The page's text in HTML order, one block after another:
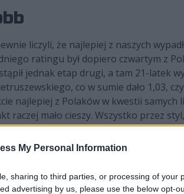
My Personal Information
sharing to third parties, or processing of your
advertising by us, please use the below opt-
liczyli, że najlepiej z naszych
ratingu był dopiero czwartym z
jednak etap drugi, a tam 21-latek
co w sumie dało 1,03,
najlepiej z Polaków w kwestii samych
mało cieszy. Wszystko przez
Nie godzi się tak, szczególnie nie
Budapest Major 2025